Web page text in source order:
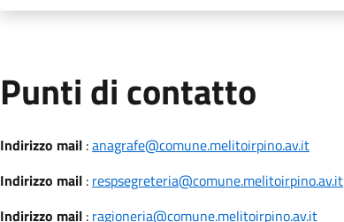
Punti di contatto
Indirizzo mail:anagrafe@comune.melitoirpino.av.it
Indirizzo mail: respsegreteria@comune.melitoirpino.av.it
Indirizzo mail: ragioneria@comune.melitoirpino.av.it